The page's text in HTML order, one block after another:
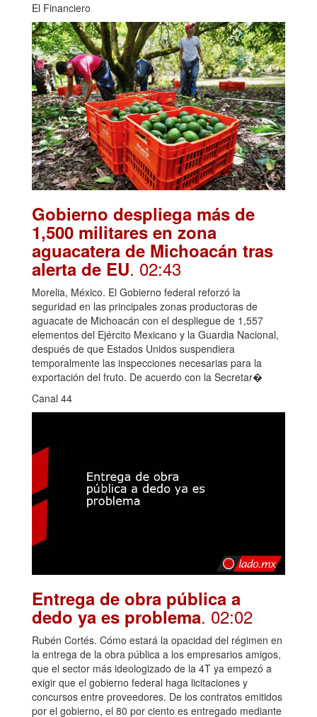
El Financiero
Gobierno despliega más de
1,500 militares en zona
aguacatera de Michoacán tras
alerta de EU. 02:43
Morelia, México. El Gobierno federal reforzó la
seguridad en las principales zonas productoras de
aguacate de Michoacán con el despliegue de 1,557
elementos del Ejército Mexicano y la Guardia Nacional,
después de que Estados Unidos suspendiera
temporalmente las inspecciones necesarias para la
exportación del fruto. De acuerdo con la Secretar�
Canal 44
Entrega de obra pública a
dedo ya es problema. 02:02
Rubén Cortés. Cómo estará la opacidad del régimen en
la entrega de la obra pública a los empresarios amigos,
que el sector más ideologizado de la 4T ya empezó a
exigir que el gobierno federal haga licitaciones y
concursos entre proveedores. De los contratos emitidos
por el gobierno, el 80 por ciento es entregado mediante